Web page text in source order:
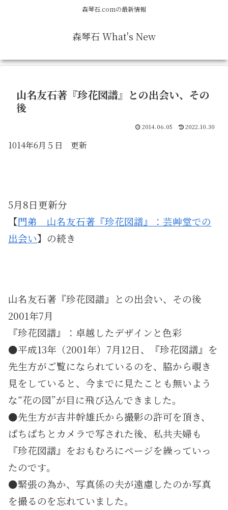
森琴石.comの最新情報
森琴石 What's New
山名友石著『珍花図譜』との出会い、その
後
2014.06.05 2022.10.30
1014年6月５日 更新
5月8日更新分
【門弟 山名友石著『珍花図譜』：芸艸堂での
出会い】の続き
山名友石著『珍花図譜』との出会い、その後
2001年7月
『珍花図譜』：卓越したデザインと色彩
●平成13年（2001年）7月12日、『珍花図譜』を
先生方がご覧になられているのを、脇から覗き
見をしていると、今までに見たことも無いよう
な“花の図”が目に飛び込んできました。
●先生方が吉井幹雄氏から撮影の許可を頂き、
ぱちぱちとカメラで写された後、私共夫婦も
『珍花図譜』をおもむろにページを繰っていっ
たのです。
●緊張の為か、写真係の夫が遠慮したのか写真
を撮るのを忘れていました。